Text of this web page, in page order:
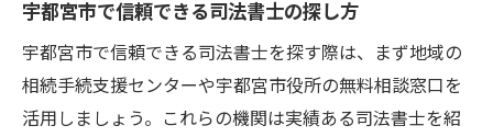
宇都宮市で信頼できる司法書士の探し方
宇都宮市で信頼できる司法書士を探す際は、まず地域の
相続手続支援センターや宇都宮市役所の無料相談窓口を
活用しましょう。これらの機関は実績ある司法書士を紹